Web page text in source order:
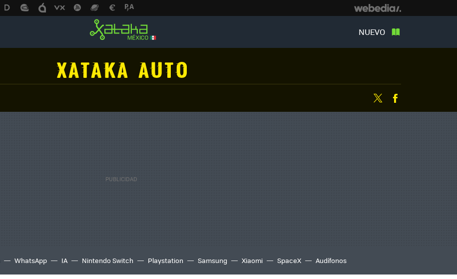
NUEVO
Twitter
WhatsApp IA Nintendo Switch Playstation Samsung Xiaomi SpaceX Audífonos